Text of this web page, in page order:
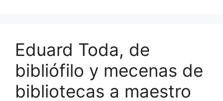
Eduard Toda, de
bibliófilo y mecenas de
bibliotecas a maestro